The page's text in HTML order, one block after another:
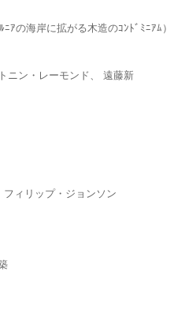
ｱの海岸に拡がる木造のｺﾝﾄﾞﾐﾆｱﾑ）
ニン・レーモンド、 遠藤新
ィリップ・ジョンソン